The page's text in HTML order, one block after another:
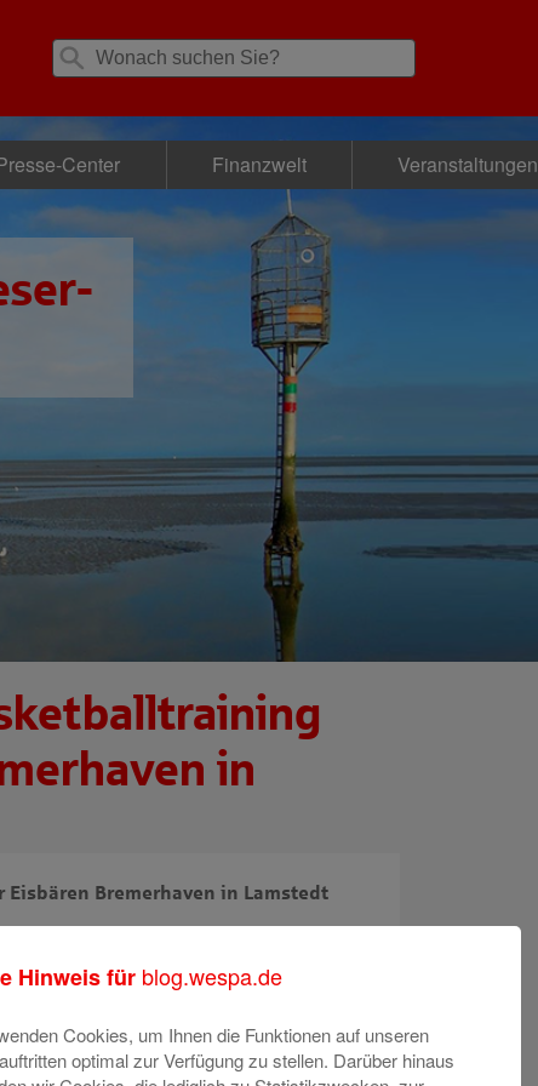
Center Finanzwelt Veranstaltungen
in
Bremerhaven in Lamstedt
Sparkasse zum Basketballtraining mit
in die Kreissporthalle in Lamstedt
Hinweis für blog.wespa.de
Cookies, um Ihnen die Funktionen auf unseren
optimal zur Verfügung zu stellen. Darüber hinaus